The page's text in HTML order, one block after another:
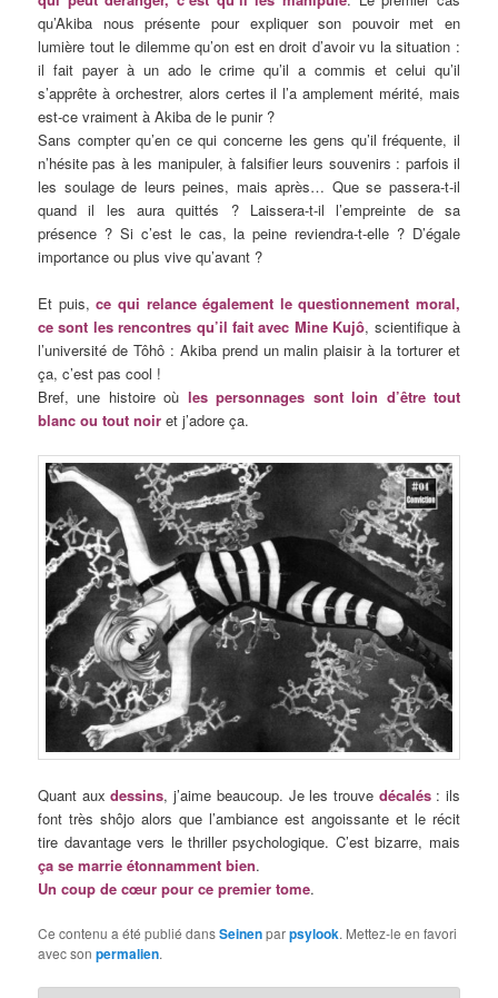
qu’Akiba nous présente pour expliquer son pouvoir met en
lumière tout le dilemme qu’on est en droit d’avoir vu la situation :
il fait payer à un ado le crime qu’il a commis et celui qu’il
s’apprête à orchestrer, alors certes il l’a amplement mérité, mais
est-ce vraiment à Akiba de le punir ?
Sans compter qu’en ce qui concerne les gens qu’il fréquente, il
n’hésite pas à les manipuler, à falsifier leurs souvenirs : parfois il
les soulage de leurs peines, mais après… Que se passera-t-il
quand il les aura quittés ? Laissera-t-il l’empreinte de sa
présence ? Si c’est le cas, la peine reviendra-t-elle ? D’égale
importance ou plus vive qu’avant ?
Et puis,ce qui relance également le questionnement moral,
ce sont les rencontres qu’il fait avec Mine Kujô, scientifique à
l’université de Tôhô : Akiba prend un malin plaisir à la torturer et
ça, c’est pas cool !
Bref, une histoire où les personnages sont loin d’être tout
blanc ou tout noir et j’adore ça.
Quant auxdessins, j’aime beaucoup. Je les trouve décalés: ils
font très shôjo alors que l’ambiance est angoissante et le récit
tire davantage vers le thriller psychologique. C’est bizarre, mais
ça se marrie étonnamment bien.
Un coup de cœur pour ce premier tome.
Ce contenu a été publié dansSeinenparpsylook. Mettez-le en favori
avec sonpermalien.